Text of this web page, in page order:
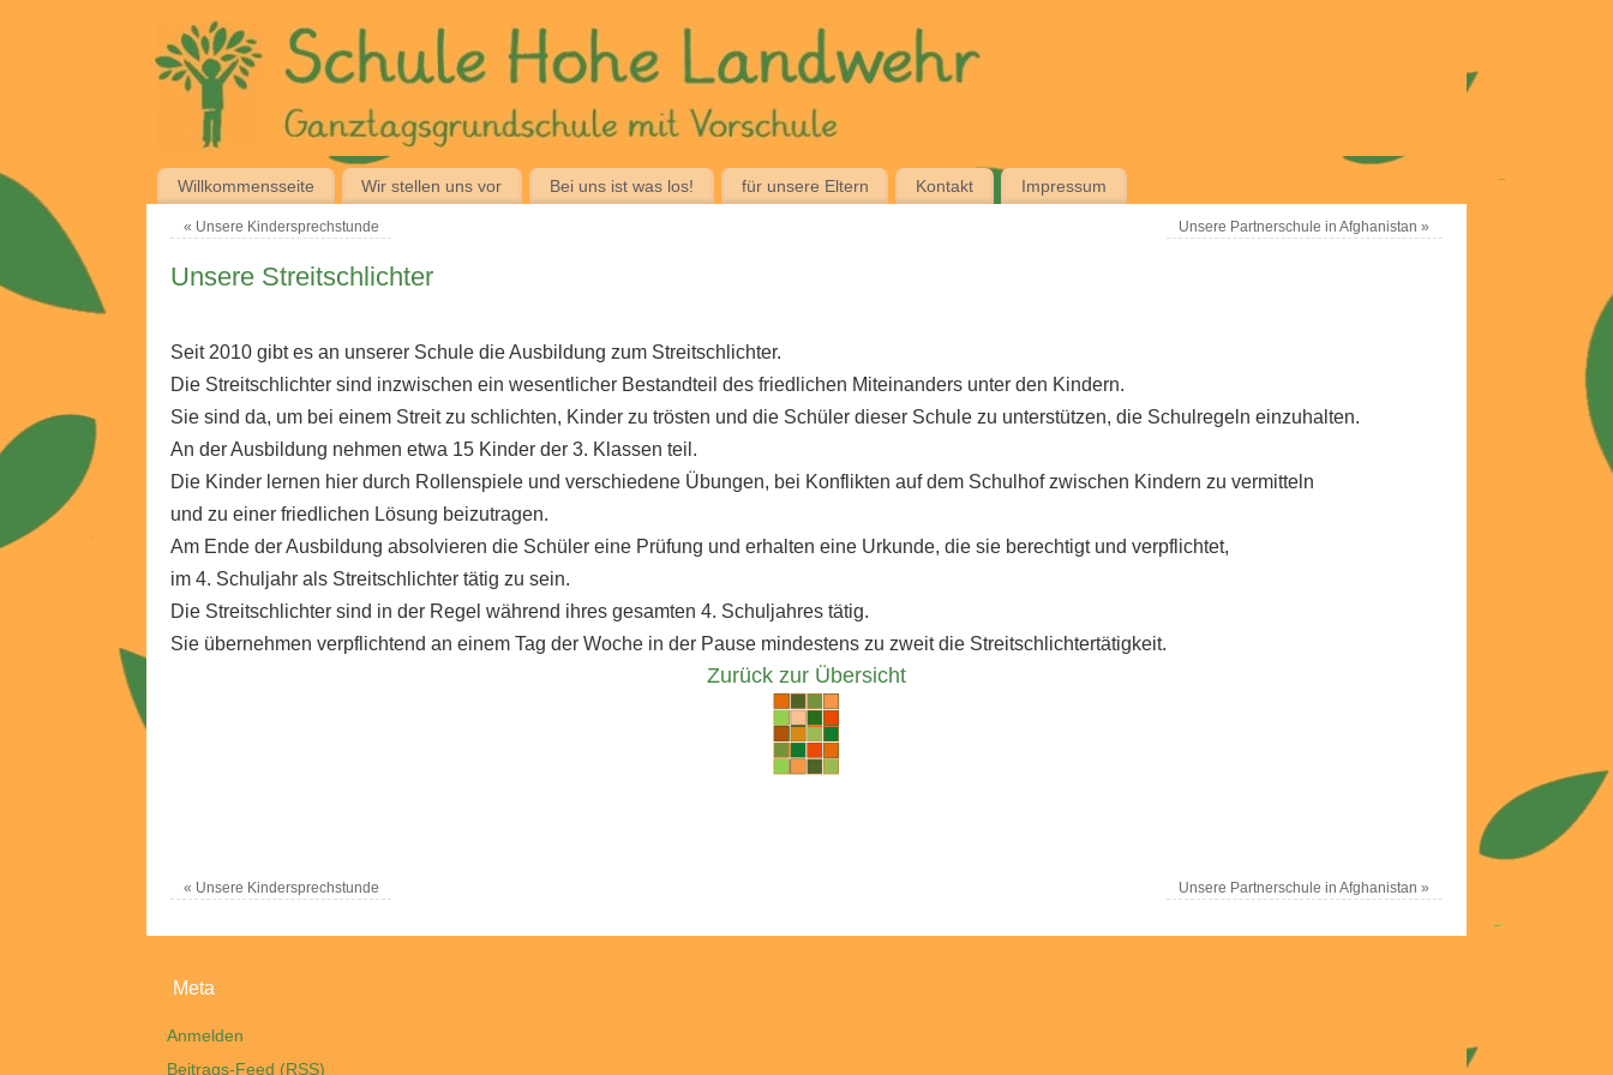
Willkommensseite Wir stellen uns vor Bei uns ist was los! für unsere Eltern Kontakt Impressum
« Unsere Kindersprechstunde Unsere Partnerschule in Afghanistan»
Unsere Streitschlichter
Seit 2010 gibt es an unserer Schule die Ausbildung zum Streitschlichter.
Die Streitschlichter sind inzwischen ein wesentlicher Bestandteil des friedlichen Miteinanders unter den Kindern.
Sie sind da, um bei einem Streit zu schlichten, Kinder zu trösten und die Schüler dieser Schule zu unterstützen, die Schulregeln einzuhalten.
An der Ausbildung nehmen etwa 15 Kinder der 3. Klassen teil.
Die Kinder lernen hier durch Rollenspiele und verschiedene Übungen, bei Konflikten auf dem Schulhof zwischen Kindern zu vermitteln
und zu einer friedlichen Lösung beizutragen.
Am Ende der Ausbildung absolvieren die Schüler eine Prüfung und erhalten eine Urkunde, die sie berechtigt und verpflichtet,
im 4. Schuljahr als Streitschlichter tätig zu sein.
Die Streitschlichter sind in der Regel während ihres gesamten 4. Schuljahres tätig.
Sie übernehmen verpflichtend an einem Tag der Woche in der Pause mindestens zu zweit die Streitschlichtertätigkeit.
Zurück zur Übersicht
« Unsere Kindersprechstunde Unsere Partnerschule in Afghanistan»
Meta
Anmelden
Beitrags-Feed (RSS)